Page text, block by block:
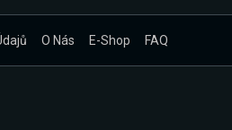
O Nás E-Shop FAQ